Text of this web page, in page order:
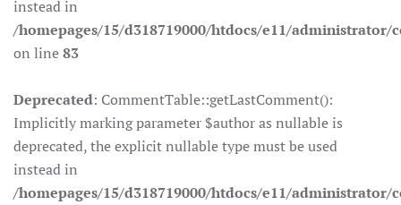
instead in
/homepages/15/d318719000/htdocs/e11/
on line83
Deprecated: CommentTable::getLastComment():
Implicitly marking parameter $author as nullable is
deprecated, the explicit nullable type must be used
instead in
/homepages/15/d318719000/htdocs/e11/